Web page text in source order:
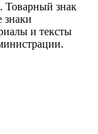
Товарный знак
знаки
и тексты